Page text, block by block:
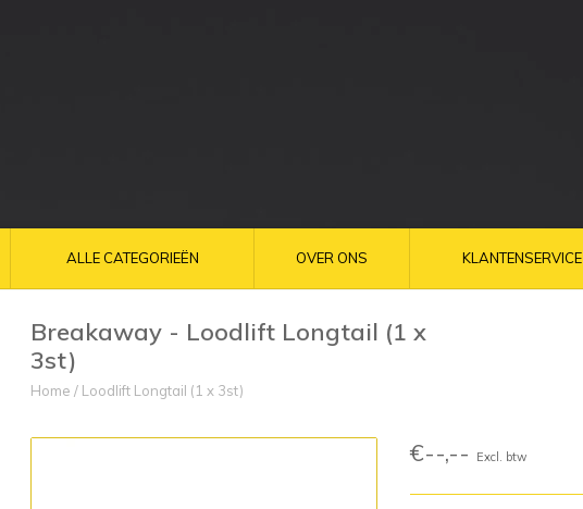
ALLE CATEGORIEËN OVER ONS KLANTENSERVICE
Breakaway - Loodlift Longtail (1 x
3st)
Home / Loodlift Longtail (1 x 3st)
€--,-- Excl. btw